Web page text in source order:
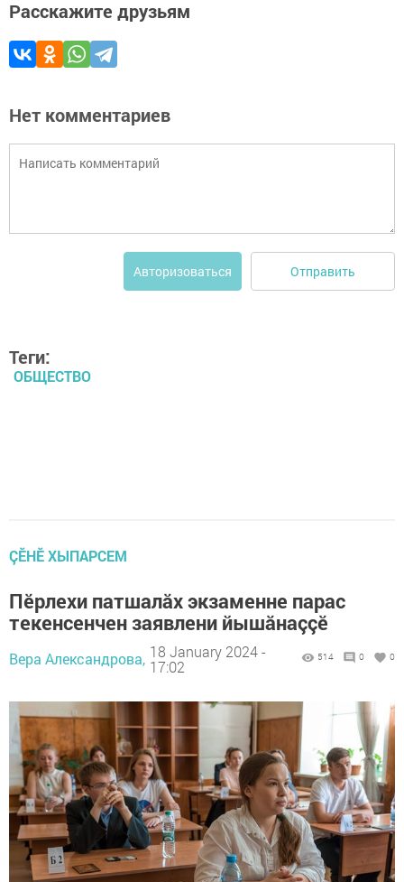
Расскажите друзьям
Нет комментариев
Авторизоваться Отправить
Теги:
ОБЩЕСТВО
ÇӖНӖ ХЫПАРСЕМ
Пӗрлехи патшалăх экзаменне парас
текенсенчен заявлени йышăнаççӗ
Вера Александрова, 18 January 2024 -
17:02
514 0 0